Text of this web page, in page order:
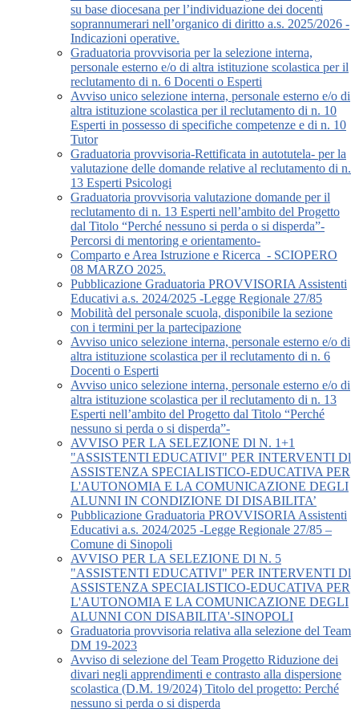
su base diocesana per l’individuazione dei docenti
soprannumerari nell’organico di diritto a.s. 2025/2026 -
Indicazioni operative.
Graduatoria provvisoria per la selezione interna,
personale esterno e/o di altra istituzione scolastica per il
reclutamento di n. 6 Docenti o Esperti
Avviso unico selezione interna, personale esterno e/o di
altra istituzione scolastica per il reclutamento di n. 10
Esperti in possesso di specifiche competenze e di n. 10
Tutor
Graduatoria provvisoria-Rettificata in autotutela- per la
valutazione delle domande relative al reclutamento di n.
13 Esperti Psicologi
Graduatoria provvisoria valutazione domande per il
reclutamento di n. 13 Esperti nell’ambito del Progetto
dal Titolo “Perché nessuno si perda o si disperda”-
Percorsi di mentoring e orientamento-
Comparto e Area Istruzione e Ricerca_- SCIOPERO
08 MARZO 2025.
Pubblicazione Graduatoria PROVVISORIA Assistenti
Educativi a.s. 2024/2025 -Legge Regionale 27/85
Mobilità del personale scuola, disponibile la sezione
con i termini per la partecipazione
Avviso unico selezione interna, personale esterno e/o di
altra istituzione scolastica per il reclutamento di n. 6
Docenti o Esperti
Avviso unico selezione interna, personale esterno e/o di
altra istituzione scolastica per il reclutamento di n. 13
Esperti nell’ambito del Progetto dal Titolo “Perché
nessuno si perda o si disperda”-
AVVISO PER LA SELEZIONE Dl N. 1+1
"ASSISTENTI EDUCATIVI" PER INTERVENTI Dl
ASSISTENZA SPECIALISTICO-EDUCATIVA PER
L'AUTONOMIA E LA COMUNICAZIONE DEGLI
ALUNNI IN CONDIZIONE DI DISABILITA’
Pubblicazione Graduatoria PROVVISORIA Assistenti
Educativi a.s. 2024/2025 -Legge Regionale 27/85 –
Comune di Sinopoli
AVVISO PER LA SELEZIONE Dl N. 5
"ASSISTENTI EDUCATIVI" PER INTERVENTI Dl
ASSISTENZA SPECIALISTICO-EDUCATIVA PER
L'AUTONOMIA E LA COMUNICAZIONE DEGLI
ALUNNI CON DISABILITA'-SINOPOLI
Graduatoria provvisoria relativa alla selezione del Team
DM 19-2023
Avviso di selezione del Team Progetto Riduzione dei
divari negli apprendimenti e contrasto alla dispersione
scolastica (D.M. 19/2024) Titolo del progetto: Perché
nessuno si perda o si disperda